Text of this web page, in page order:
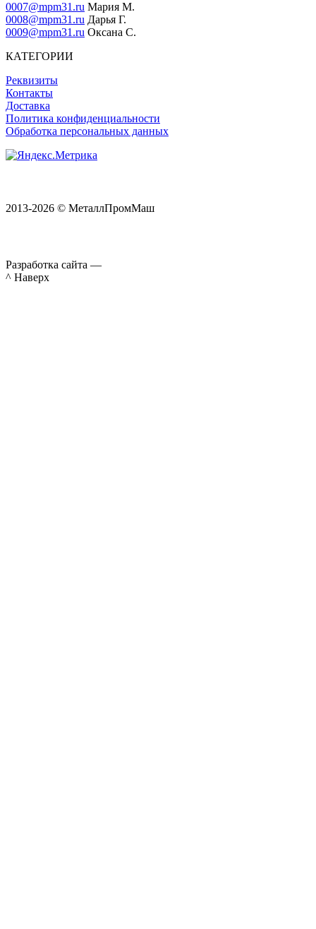
0007@mpm31.ru Мария М.
0008@mpm31.ru Дарья Г.
0009@mpm31.ru Оксана С.
КАТЕГОРИИ
Реквизиты
Контакты
Доставка
Политика конфиденциальности
Обработка персональных данных
2013-2026 © МеталлПромМаш
Разработка сайта —
^ Наверх